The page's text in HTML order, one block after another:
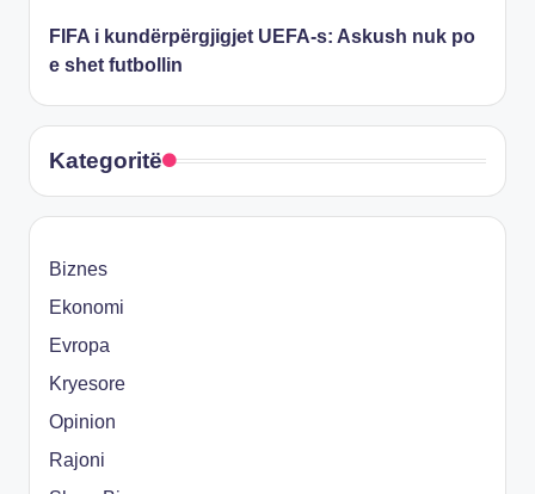
FIFA i kundërpërgjigjet UEFA-s: Askush nuk po
e shet futbollin
Kategoritë
Biznes
Ekonomi
Evropa
Kryesore
Opinion
Rajoni